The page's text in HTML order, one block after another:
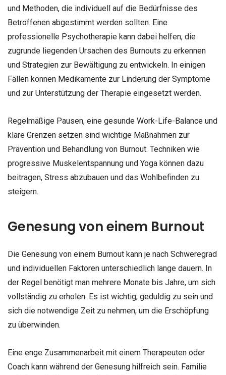
und Methoden, die individuell auf die Bedürfnisse des
Betroffenen abgestimmt werden sollten. Eine
professionelle Psychotherapie kann dabei helfen, die
zugrunde liegenden Ursachen des Burnouts zu erkennen
und Strategien zur Bewältigung zu entwickeln. In einigen
Fällen können Medikamente zur Linderung der Symptome
und zur Unterstützung der Therapie eingesetzt werden.
Regelmäßige Pausen, eine gesunde Work-Life-Balance und
klare Grenzen setzen sind wichtige Maßnahmen zur
Prävention und Behandlung von Burnout. Techniken wie
progressive Muskelentspannung und Yoga können dazu
beitragen, Stress abzubauen und das Wohlbefinden zu
steigern.
Genesung von einem Burnout
Die Genesung von einem Burnout kann je nach Schweregrad
und individuellen Faktoren unterschiedlich lange dauern. In
der Regel benötigt man mehrere Monate bis Jahre, um sich
vollständig zu erholen. Es ist wichtig, geduldig zu sein und
sich die notwendige Zeit zu nehmen, um die Erschöpfung
zu überwinden.
Eine enge Zusammenarbeit mit einem Therapeuten oder
Coach kann während der Genesung hilfreich sein. Familie